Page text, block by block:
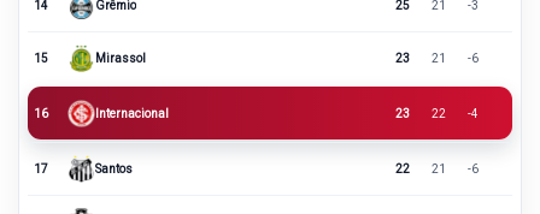
14 Grêmio 25 21 -3
15 Mirassol 23 21 -6
16 Internacional 23 22 -4
17 Santos 22 21 -6